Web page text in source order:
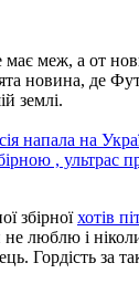
має меж, а от
новина, де
землі.
напала на
, ультрас
збірноїхотів
люблю і
Гордість за